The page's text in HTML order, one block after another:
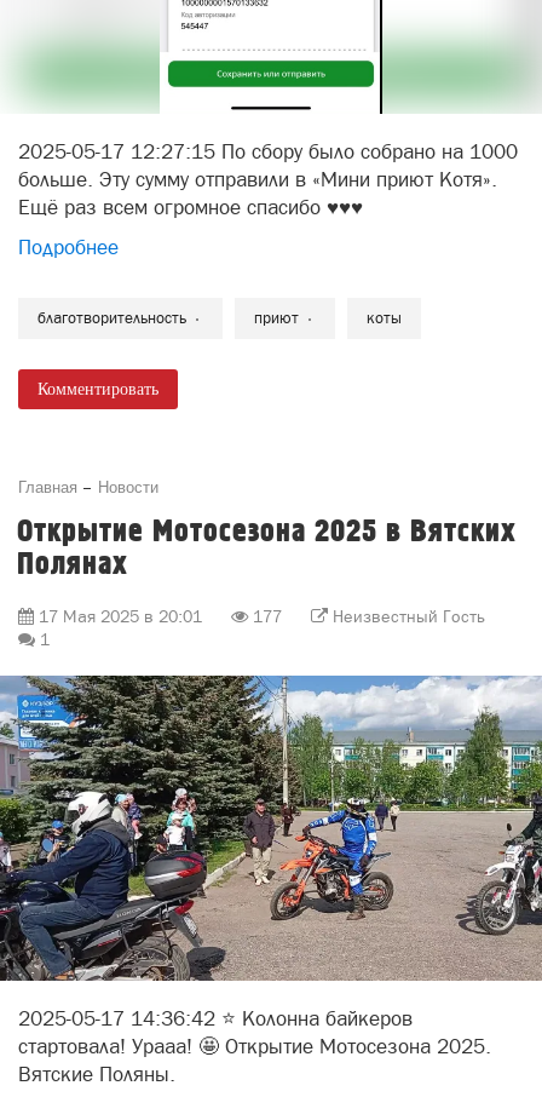
2025-05-17 12:27:15 По сбору было собрано на 1000
больше. Эту сумму отправили в «Мини приют Котя».
Ещё раз всем огромное спасибо ♥️♥️♥️
Подробнее
благотворительность приют коты
Комментировать
Главная Новости
Открытие Мотосезона 2025 в Вятских
Полянах
17 Мая 2025 в 20:01 177
Неизвестный Гость
1
2025-05-17 14:36:42 ⭐ Колонна байкеров
стартовала! Урааа! 🤩 Открытие Мотосезона 2025.
Вятские Поляны.